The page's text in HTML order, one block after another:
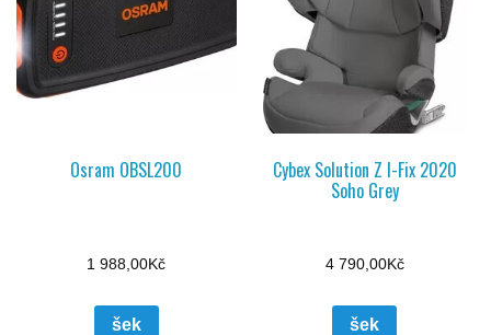
Osram OBSL200
1 988,00Kč
šek
Cybex Solution Z I-Fix 2020
Soho Grey
4 790,00Kč
šek